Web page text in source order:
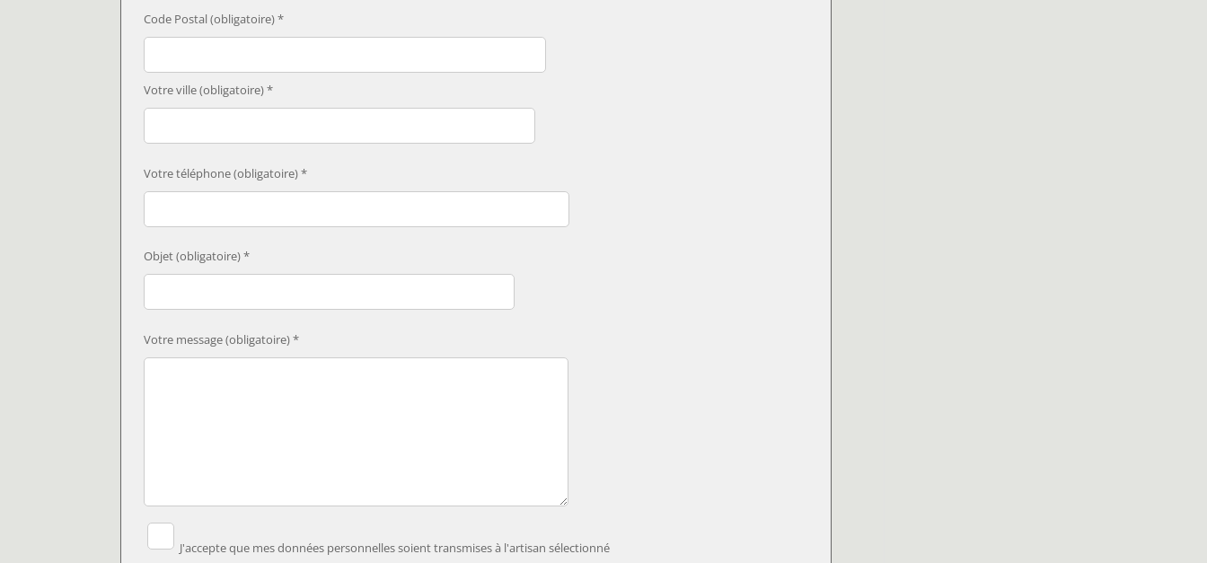
Code Postal (obligatoire) *
Votre ville (obligatoire) *
Votre téléphone (obligatoire) *
Objet (obligatoire) *
Votre message (obligatoire) *
J'accepte que mes données personnelles soient transmises à l'artisan sélectionné